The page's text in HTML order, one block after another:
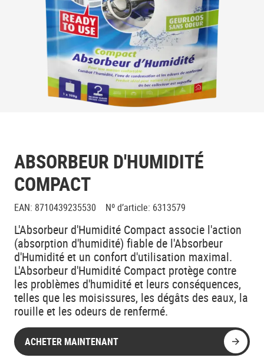
ABSORBEUR D'HUMIDITÉ
COMPACT
EAN: 8710439235530 Nº d’article: 6313579
L'Absorbeur d'Humidité Compact associe l'action
(absorption d'humidité) fiable de l'Absorbeur
d'Humidité et un confort d'utilisation maximal.
L'Absorbeur d'Humidité Compact protège contre
les problèmes d'humidité et leurs conséquences,
telles que les moisissures, les dégâts des eaux, la
rouille et les odeurs de renfermé.
ACHETER MAINTENANT